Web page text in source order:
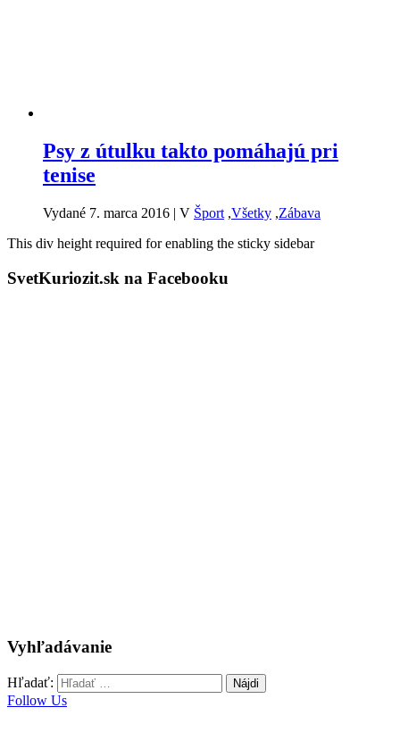
Psy z útulku takto pomáhajú pri
tenise
Vydané 7. marca 2016 | V Šport ,Všetky ,Zábava
This div height required for enabling the sticky sidebar
SvetKuriozit.sk na Facebooku
Vyhľadávanie
Hľadať:
Follow Us